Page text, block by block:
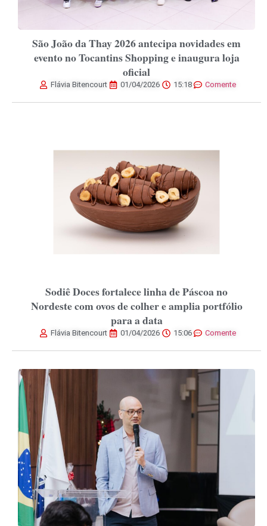
São João da Thay 2026 antecipa novidades em
evento no Tocantins Shopping e inaugura loja
oficial
Flávia Bitencourt 01/04/2026 15:18 Comente
Sodiê Doces fortalece linha de Páscoa no
Nordeste com ovos de colher e amplia portfólio
para a data
Flávia Bitencourt 01/04/2026 15:06 Comente